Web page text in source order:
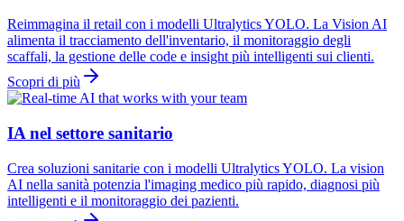
Reimmagina il retail con i modelli Ultralytics YOLO. La Vision AI
alimenta il tracciamento dell'inventario, il monitoraggio degli
scaffali, la gestione delle code e insight più intelligenti sui clienti.
Scopri di più
IA nel settore sanitario
Crea soluzioni sanitarie con i modelli Ultralytics YOLO. La vision
AI nella sanità potenzia l'imaging medico più rapido, diagnosi più
intelligenti e il monitoraggio dei pazienti.